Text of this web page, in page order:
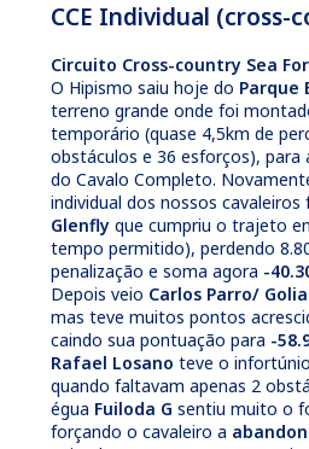
CCE Individual (cross-
Circuito Cross-country Sea
O Hipismo saiu hoje do Parque
terreno grande onde foi
temporário (quase 4,5km de
obstáculos e 36 esforços), para
do Cavalo Completo.
individual dos nossos cavaleiros
Glenfly que cumpriu o trajeto
tempo permitido), perdendo
penalização e soma agora -
Depois veio Carlos Parro/
mas teve muitos pontos
caindo sua pontuação para -
Rafael Losano teve o
quando faltavam apenas 2
égua Fuiloda G sentiu muito o
forçando o cavaleiro a